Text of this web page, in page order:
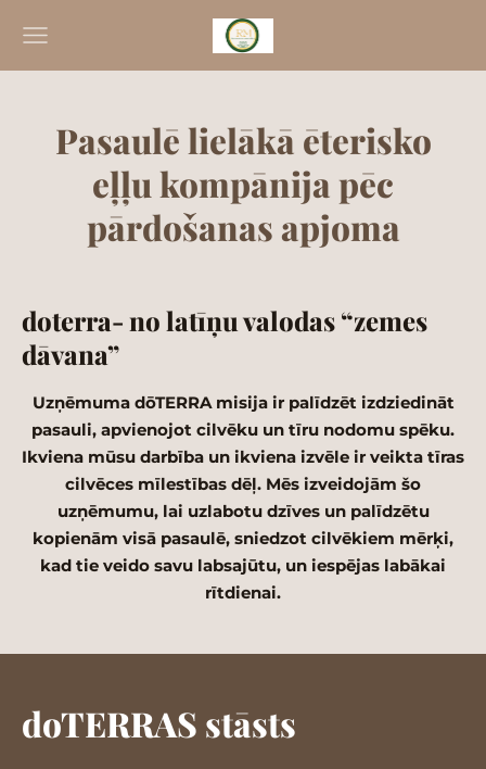
Pasaulē lielākā ēterisko
eļļu kompānija pēc
pārdošanas apjoma
doterra- no latīņu valodas “zemes
dāvana”
Uzņēmuma dōTERRA misija ir palīdzēt izdziedināt
pasauli, apvienojot cilvēku un tīru nodomu spēku.
Ikviena mūsu darbība un ikviena izvēle ir veikta tīras
cilvēces mīlestības dēļ. Mēs izveidojām šo
uzņēmumu, lai uzlabotu dzīves un palīdzētu
kopienām visā pasaulē, sniedzot cilvēkiem mērķi,
kad tie veido savu labsajūtu, un iespējas labākai
rītdienai.
doTERRAS stāsts